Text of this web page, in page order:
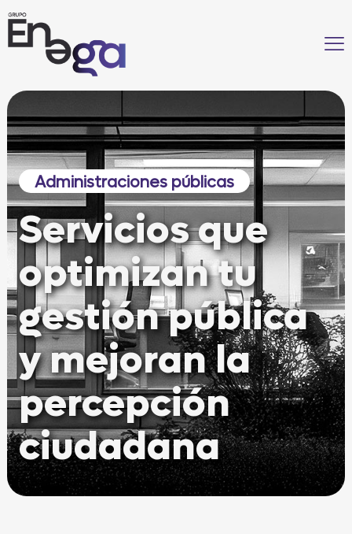
Administraciones públicas
Servicios que
optimizan tu
gestión pública
y mejoran la
percepción
ciudadana